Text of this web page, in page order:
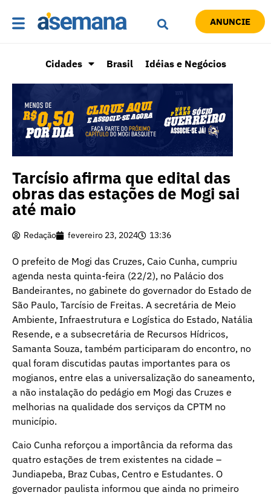
ANUNCIE
Cidades Brasil Idéias e Negócios
Tarcísio afirma que edital das
obras das estações de Mogi sai
até maio
Redação fevereiro 23, 2024 13:36
O prefeito de Mogi das Cruzes, Caio Cunha, cumpriu
agenda nesta quinta-feira (22/2), no Palácio dos
Bandeirantes, no gabinete do governador do Estado de
São Paulo, Tarcísio de Freitas. A secretária de Meio
Ambiente, Infraestrutura e Logística do Estado, Natália
Resende, e a subsecretária de Recursos Hídricos,
Samanta Souza, também participaram do encontro, no
qual foram discutidas pautas importantes para os
mogianos, entre elas a universalização do saneamento,
a não instalação do pedágio em Mogi das Cruzes e
melhorias na qualidade dos serviços da CPTM no
município.
Caio Cunha reforçou a importância da reforma das
quatro estações de trem existentes na cidade –
Jundiapeba, Braz Cubas, Centro e Estudantes. O
governador paulista informou que ainda no primeiro